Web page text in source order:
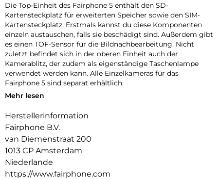
Die Top-Einheit des Fairphone 5 enthält den SD-
Kartensteckplatz für erweiterten Speicher sowie den SIM-
Kartensteckplatz. Erstmals kannst du diese Komponenten
einzeln austauschen, falls sie beschädigt sind. Außerdem gibt
es einen TOF-Sensor für die Bildnachbearbeitung. Nicht
zuletzt befindet sich in der oberen Einheit auch der
Kamerablitz, der zudem als eigenständige Taschenlampe
verwendet werden kann. Alle Einzelkameras für das
Fairphone 5 sind separat erhältlich.
Hinweis: Nur für das Fairphone 5. Nicht mit älteren Modellen
Mehr lesen
Herstellerinformation
Fairphone B.V.
van Diemenstraat 200
1013 CP Amsterdam
Niederlande
https://www.fairphone.com